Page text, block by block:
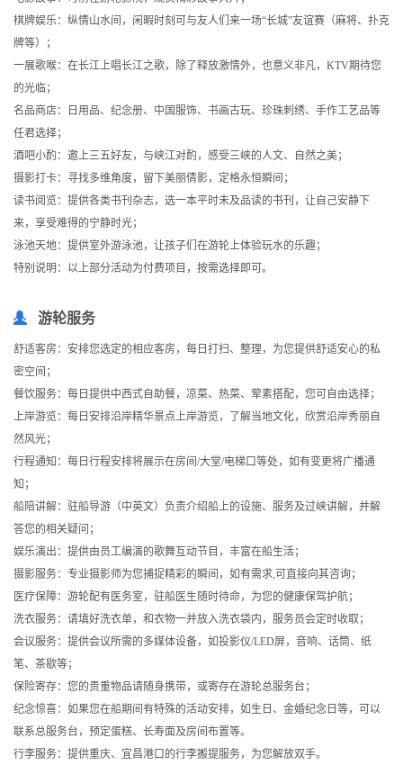
棋牌娱乐：纵情山水间，闲暇时刻可与友人们来一场“长城”友谊赛（麻将、扑克
牌等）；
一展歌喉：在长江上唱长江之歌，除了释放激情外，也意义非凡，KTV期待您
的光临；
名品商店：日用品、纪念册、中国服饰、书画古玩、珍珠刺绣、手作工艺品等
任君选择；
酒吧小酌：邀上三五好友，与峡江对酌，感受三峡的人文、自然之美；
摄影打卡：寻找多维角度，留下美丽倩影，定格永恒瞬间；
读书阅览：提供各类书刊杂志，选一本平时未及品读的书刊，让自己安静下
来，享受难得的宁静时光；
泳池天地：提供室外游泳池，让孩子们在游轮上体验玩水的乐趣；
特别说明：以上部分活动为付费项目，按需选择即可。
游轮服务
舒适客房：安排您选定的相应客房，每日打扫、整理，为您提供舒适安心的私
密空间；
餐饮服务：每日提供中西式自助餐，凉菜、热菜、荤素搭配，您可自由选择；
上岸游览：每日安排沿岸精华景点上岸游览，了解当地文化，欣赏沿岸秀丽自
然风光；
行程通知：每日行程安排将展示在房间/大堂/电梯口等处，如有变更将广播通
知；
船陪讲解：驻船导游（中英文）负责介绍船上的设施、服务及过峡讲解，并解
答您的相关疑问；
娱乐演出：提供由员工编演的歌舞互动节目，丰富在船生活；
摄影服务：专业摄影师为您捕捉精彩的瞬间，如有需求,可直接向其咨询；
医疗保障：游轮配有医务室，驻船医生随时待命，为您的健康保驾护航；
洗衣服务：请填好洗衣单，和衣物一并放入洗衣袋内，服务员会定时收取；
会议服务：提供会议所需的多媒体设备，如投影仪/LED屏，音响、话筒、纸
笔、茶歇等；
保险寄存：您的贵重物品请随身携带，或寄存在游轮总服务台；
纪念惊喜：如果您在船期间有特殊的活动安排，如生日、金婚纪念日等，可以
联系总服务台，预定蛋糕、长寿面及房间布置等。
行李服务：提供重庆、宜昌港口的行李搬提服务，为您解放双手。